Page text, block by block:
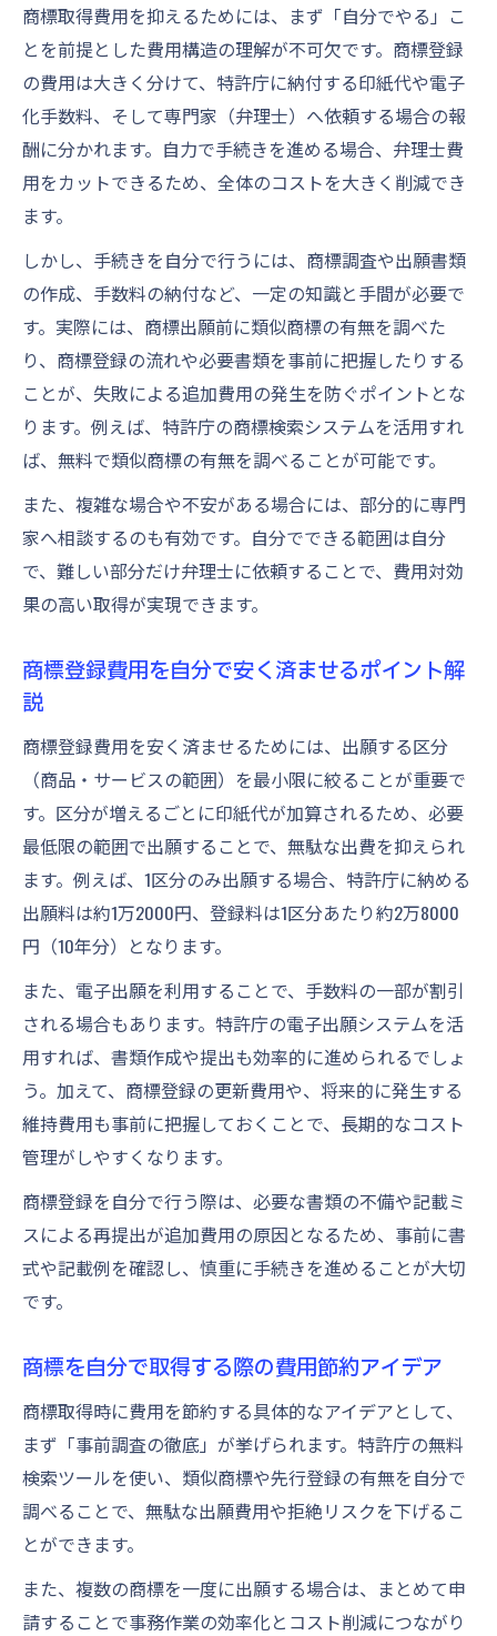
商標取得で発生する主な費用とその内訳
商標登録費用の構成と自分で手続きする場
合の費用明細
商標出願時に必要な費用と登録料の詳細
商標登録を自分で行う際の費用内訳を徹底
商標登録料の計算方法や相場を解説
商標登録費用の正しい計算方法と費用相場
商標登録料はいくらかかるのか計算例で解
説
商標出願時の費用計算と相場の最新情報
商標登録費用の計算と自分でやる場合の注
意点
商標の取得費用相場と計算方法のポイント
費用比較で見る商標の自力取得メリット
商標取得費用の比較で分かる自分で申請す
商標登録費用を自力で抑えるメリットを解
商標登録費用の比較で自力取得の効果を知
る
商標取得費用と弁理士費用の違いと比較ポ
イント
商標登録を自分で行う場合の費用的な優位
性
商標取得にかかる最新費用のポイント
商標取得費用の最新動向と知っておくべき
点
商標登録費用の最近の相場や変更点に注意
商標取得費用に関する最新情報を解説
商標登録費用の最新トレンドとコスト管理
商標の取得費用を最新データで再確認する
更新時の商標費用や手続き方法まとめ
商標更新費用はいくらかかるかと手続き方
法の注意点
商標登録の更新費用と自分でやる手順まと
め
商標の更新時にかかる費用や必要な準備と
は
商標更新費用の節約術と手続きポイント紹
介
商標取得費用を抑えるためには、まず「自分でやる」こ
とを前提とした費用構造の理解が不可欠です。商標登録
の費用は大きく分けて、特許庁に納付する印紙代や電子
化手数料、そして専門家（弁理士）へ依頼する場合の報
酬に分かれます。自力で手続きを進める場合、弁理士費
用をカットできるため、全体のコストを大きく削減でき
ます。
しかし、手続きを自分で行うには、商標調査や出願書類
の作成、手数料の納付など、一定の知識と手間が必要で
す。実際には、商標出願前に類似商標の有無を調べた
り、商標登録の流れや必要書類を事前に把握したりする
ことが、失敗による追加費用の発生を防ぐポイントとな
ります。例えば、特許庁の商標検索システムを活用すれ
ば、無料で類似商標の有無を調べることが可能です。
また、複雑な場合や不安がある場合には、部分的に専門
家へ相談するのも有効です。自分でできる範囲は自分
で、難しい部分だけ弁理士に依頼することで、費用対効
果の高い取得が実現できます。
商標登録費用を自分で安く済ませるポイント解
説
商標登録費用を安く済ませるためには、出願する区分
（商品・サービスの範囲）を最小限に絞ることが重要で
す。区分が増えるごとに印紙代が加算されるため、必要
最低限の範囲で出願することで、無駄な出費を抑えられ
ます。例えば、1区分のみ出願する場合、特許庁に納める
出願料は約1万2000円、登録料は1区分あたり約2万8000
円（10年分）となります。
また、電子出願を利用することで、手数料の一部が割引
される場合もあります。特許庁の電子出願システムを活
用すれば、書類作成や提出も効率的に進められるでしょ
う。加えて、商標登録の更新費用や、将来的に発生する
維持費用も事前に把握しておくことで、長期的なコスト
管理がしやすくなります。
商標登録を自分で行う際は、必要な書類の不備や記載ミ
スによる再提出が追加費用の原因となるため、事前に書
式や記載例を確認し、慎重に手続きを進めることが大切
です。
商標を自分で取得する際の費用節約アイデア
商標取得時に費用を節約する具体的なアイデアとして、
まず「事前調査の徹底」が挙げられます。特許庁の無料
検索ツールを使い、類似商標や先行登録の有無を自分で
調べることで、無駄な出願費用や拒絶リスクを下げるこ
とができます。
また、複数の商標を一度に出願する場合は、まとめて申
請することで事務作業の効率化とコスト削減につながり